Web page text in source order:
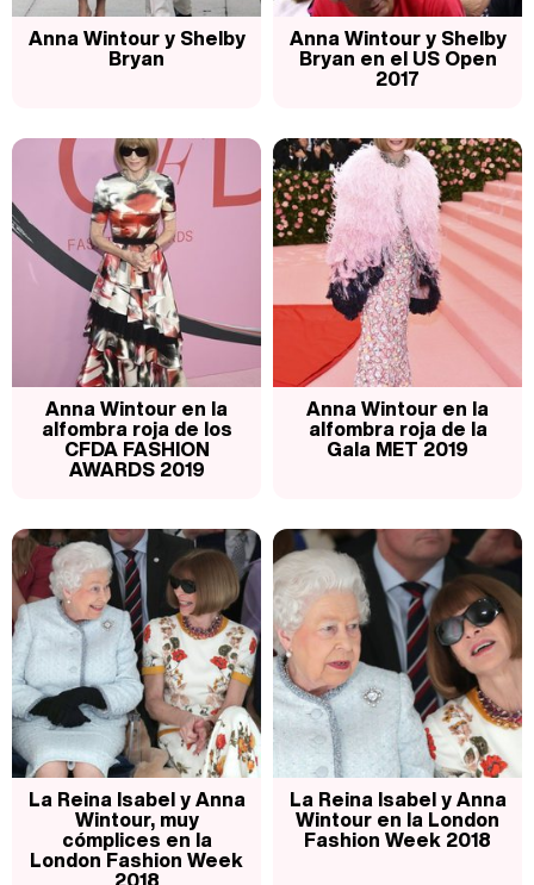
Magdalena de Suecia responde a las críticas y explica por qué le han permitido lanzar su propio negocio
Anna Wintour y Shelby
Bryan
Anna Wintour y Shelby
Bryan en el US Open
2017
Anna Wintour en la
alfombra roja de los
CFDA FASHION
AWARDS 2019
Anna Wintour en la
alfombra roja de la
Gala MET 2019
La Reina Isabel y Anna
Wintour, muy
cómplices en la
London Fashion Week
La Reina Isabel y Anna
Wintour en la London
Fashion Week 2018